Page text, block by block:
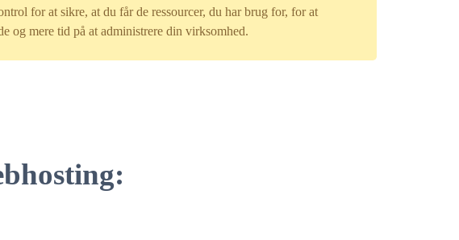
for at sikre, at du får de ressourcer, du har brug for, for at
og mere tid på at administrere din virksomhed.